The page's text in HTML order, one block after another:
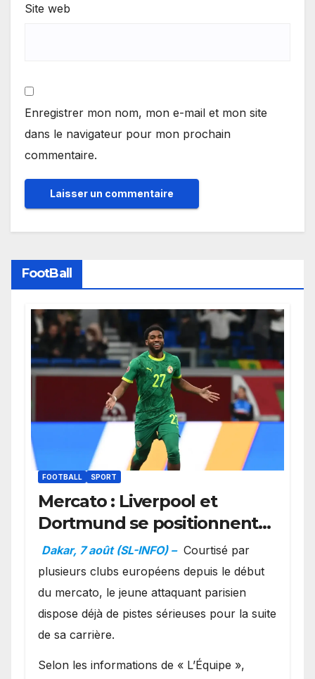
Site web
Enregistrer mon nom, mon e-mail et mon site
dans le navigateur pour mon prochain
commentaire.
FootBall
FOOTBALL SPORT
Mercato : Liverpool et
Dortmund se positionnent
en favoris pour recruter
Ibrahim Mbaye
Dakar, 7 août (SL-INFO) – Courtisé par
plusieurs clubs européens depuis le début
du mercato, le jeune attaquant parisien
dispose déjà de pistes sérieuses pour la suite
de sa carrière.
Selon les informations de « L’Équipe »,